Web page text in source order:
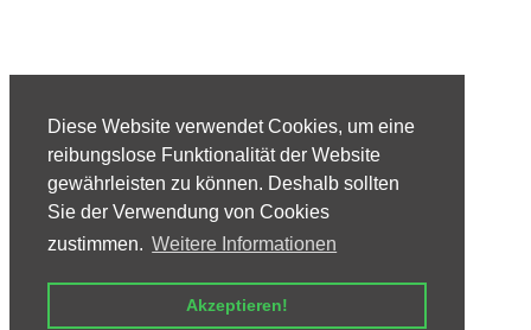
Diese Website verwendet Cookies, um eine
reibungslose Funktionalität der Website
gewährleisten zu können. Deshalb sollten
Sie der Verwendung von Cookies
zustimmen. Weitere Informationen
Akzeptieren!